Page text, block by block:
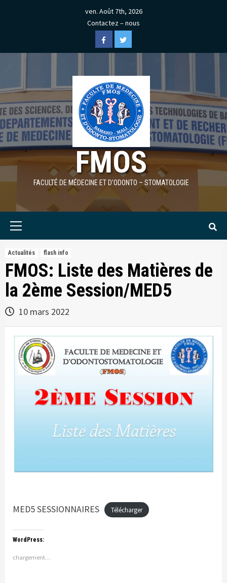
ven. Août 7th, 2026
Contactez – nous
FacebookTwitter
FMOS
FACULTÉ DE MÉDECINE ET D'ODONTO – STOMATOLOGIE
Actualités flash info
FMOS: Liste des Matières de
la 2ème Session/MED5
10 mars 2022
MED5 SESSIONNAIRES Télécharger
WordPress:
chargement…